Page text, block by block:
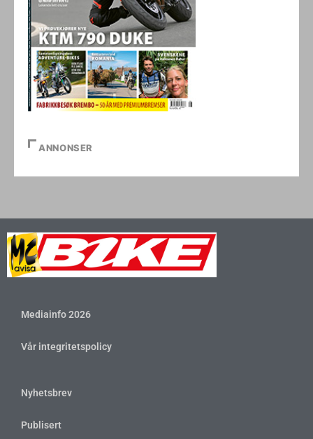
ANNONSER
Mediainfo 2026
Vår integritetspolicy
Nyhetsbrev
Publisert